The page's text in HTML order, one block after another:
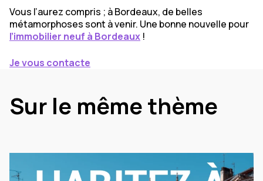
Vous l’aurez compris ; à Bordeaux, de belles
métamorphoses sont à venir. Une bonne nouvelle pour
l’immobilier neuf à Bordeaux !
Je vous contacte
Sur le même thème
La vie locale